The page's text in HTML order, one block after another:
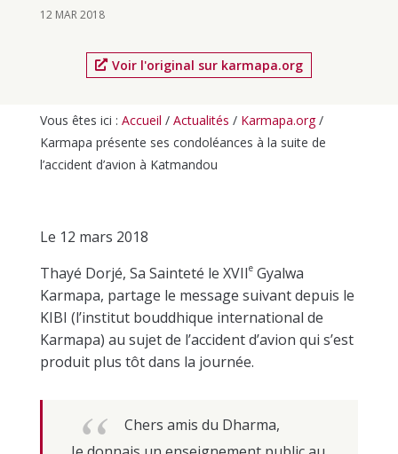
12 MAR 2018
Voir l'original sur karmapa.org
Vous êtes ici : Accueil / Actualités / Karmapa.org/
Karmapa présente ses condoléances à la suite de
l’accident d’avion à Katmandou
Le 12 mars 2018
Thayé Dorjé, Sa Sainteté le XVIIeGyalwa
Karmapa, partage le message suivant depuis le
KIBI (l’institut bouddhique international de
Karmapa) au sujet de l’accident d’avion qui s’est
produit plus tôt dans la journée.
Chers amis du Dharma,